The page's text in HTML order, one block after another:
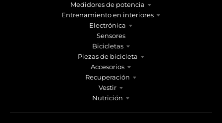
Medidores de potencia
Entrenamiento en interiores
Electrónica
Sensores
Bicicletas
Piezas de bicicleta
Accesorios
Recuperación
Vestir
Nutrición